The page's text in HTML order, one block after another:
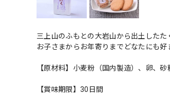
三上山のふもとの大岩山から出土した
お子さまからお年寄りまでどなたにも
【原材料】小麦粉（国内製造）、卵、
【賞味期限】30日間